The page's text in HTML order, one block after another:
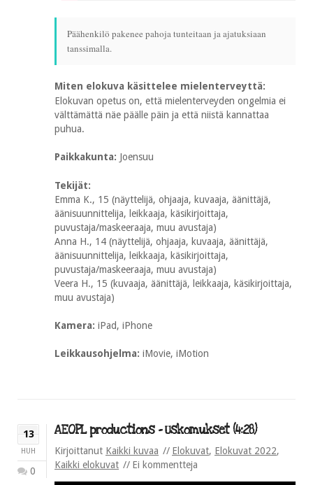
Päähenkilö pakenee pahoja tunteitaan ja ajatuksiaan
tanssimalla.
Miten elokuva käsittelee mielenterveyttä:
Elokuvan opetus on, että mielenterveyden ongelmia ei
välttämättä näe päälle päin ja että niistä kannattaa
puhua.
Paikkakunta: Joensuu
Tekijät:
Emma K., 15 (näyttelijä, ohjaaja, kuvaaja, äänittäjä,
äänisuunnittelija, leikkaaja, käsikirjoittaja,
puvustaja/maskeeraaja, muu avustaja)
Anna H., 14 (näyttelijä, ohjaaja, kuvaaja, äänittäjä,
äänisuunnittelija, leikkaaja, käsikirjoittaja,
puvustaja/maskeeraaja, muu avustaja)
Veera H., 15 (kuvaaja, äänittäjä, leikkaaja, käsikirjoittaja,
muu avustaja)
Kamera: iPad, iPhone
Leikkausohjelma: iMovie, iMotion
13
HUH
0
AEOPL productions – Uskomukset (4:28)
Kirjoittanut Kaikki kuvaa Elokuvat, Elokuvat 2022,
Kaikki elokuvat
Ei kommentteja